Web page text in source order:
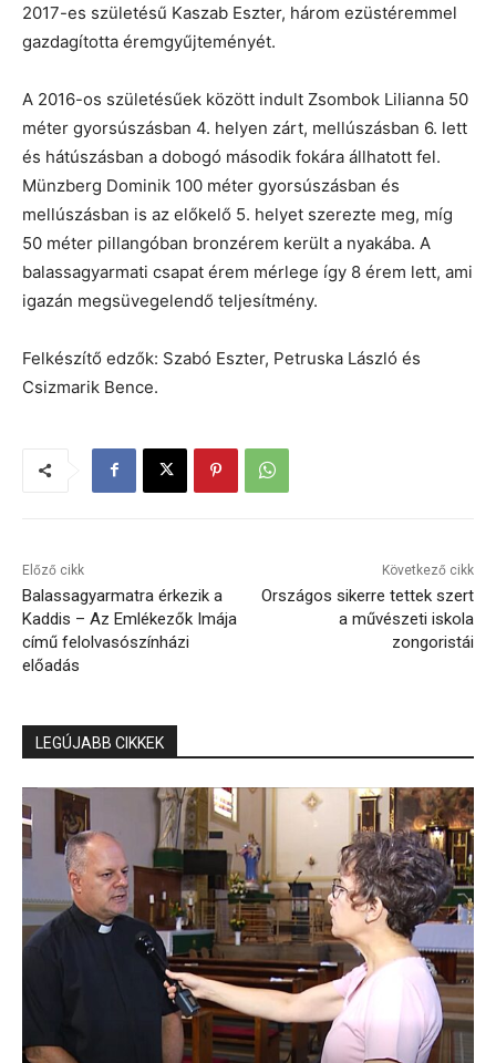
2017-es születésű Kaszab Eszter, három ezüstéremmel
gazdagította éremgyűjteményét.
A 2016-os születésűek között indult Zsombok Lilianna 50
méter gyorsúszásban 4. helyen zárt, mellúszásban 6. lett
és hátúszásban a dobogó második fokára állhatott fel.
Münzberg Dominik 100 méter gyorsúszásban és
mellúszásban is az előkelő 5. helyet szerezte meg, míg
50 méter pillangóban bronzérem került a nyakába. A
balassagyarmati csapat érem mérlege így 8 érem lett, ami
igazán megsüvegelendő teljesítmény.
Felkészítő edzők: Szabó Eszter, Petruska László és
Csizmarik Bence.
Előző cikk
Balassagyarmatra érkezik a
Kaddis – Az Emlékezők Imája
című felolvasószínházi
előadás
Következő cikk
Országos sikerre tettek szert
a művészeti iskola
zongoristái
LEGÚJABB CIKKEK